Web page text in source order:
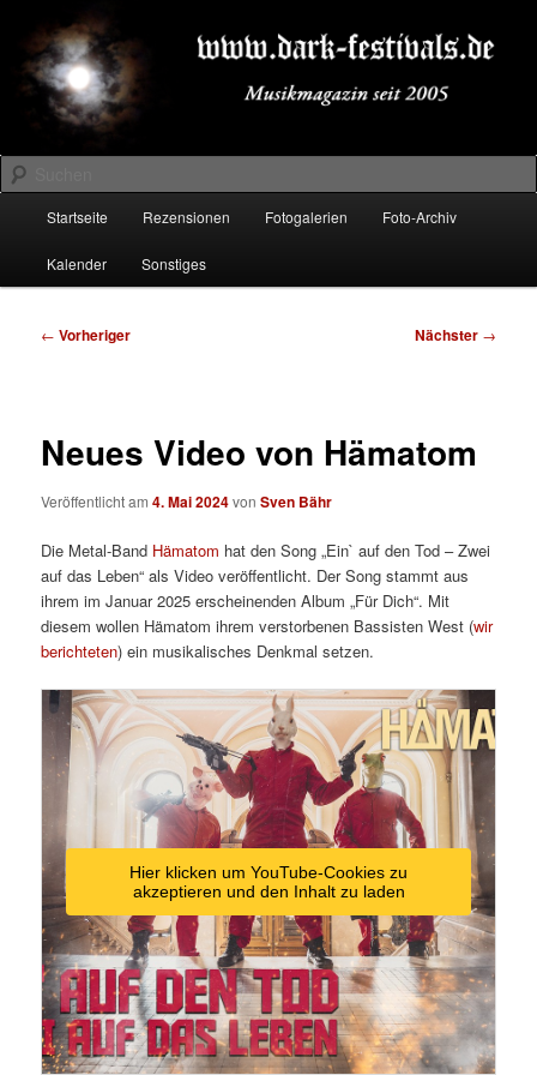
primären
Inhalt
springenDARK-FESTIVALS.DE
Suchen
Startseite Rezensionen Fotogalerien Foto-Archiv
Kalender Sonstiges
Beitragsnavigation
← Vorheriger Nächster →
Neues Video von Hämatom
Veröffentlicht am4. Mai 2024vonSven Bähr
Die Metal-Band Hämatom hat den Song „Ein` auf den Tod – Zwei
auf das Leben“ als Video veröffentlicht. Der Song stammt aus
ihrem im Januar 2025 erscheinenden Album „Für Dich“. Mit
diesem wollen Hämatom ihrem verstorbenen Bassisten West (wir
berichteten) ein musikalisches Denkmal setzen.
Hier klicken um YouTube-Cookies zu
akzeptieren und den Inhalt zu laden